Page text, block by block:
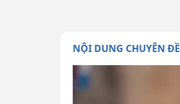
NỘI DUNG CHUYÊN ĐỀ